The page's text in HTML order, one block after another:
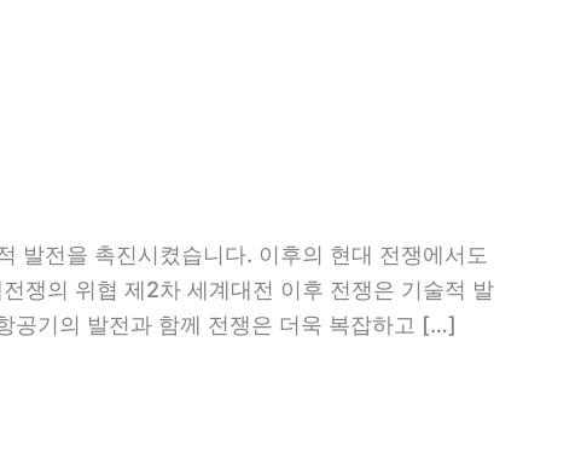
발전을 촉진시켰습니다. 이후의 현대 전쟁에서도
쟁의 위협 제2차 세계대전 이후 전쟁은 기술적 발
공기의 발전과 함께 전쟁은 더욱 복잡하고 […]